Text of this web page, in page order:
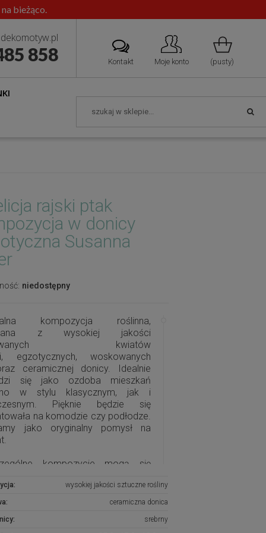
bieżąco.
Kontakt Moje konto (pusty)
858
rajski ptak
w donicy
Susanna
niedostępny
kompozycja roślinna,
z wysokiej jakości
kwiatów
egzotycznych, woskowanych
ceramicznej donicy. Idealnie
się jako ozdoba mieszkań
w stylu klasycznym, jak i
Pięknie będzie się
na komodzie czy podłodze.
jako oryginalny pomysł na
kompozycje mogą się
roślin, w zależności od
jednak kolorystyka i efekt
wysokiej jakości sztuczne rośliny
ceramiczna donica
srebrny